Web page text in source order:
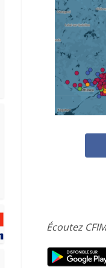
Écoutez